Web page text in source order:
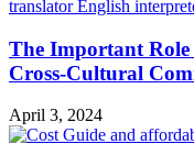
The Important Role
Cross-Cultural
April 3, 2024